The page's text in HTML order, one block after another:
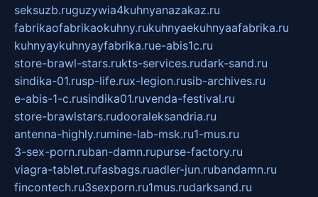
seksuzb.ruguzywia4kuhnyanazakaz.ru
fabrikaofabrikaokuhny.rukuhnyaekuhnyaafabrika.ru
kuhnyaykuhnyayfabrika.rue-abis1c.ru
store-brawl-stars.rukts-services.rudark-sand.ru
sindika-01.rusp-life.rux-legion.rusib-archives.ru
e-abis-1-c.rusindika01.ruvenda-festival.ru
store-brawlstars.rudooraleksandria.ru
antenna-highly.rumine-lab-msk.ru1-mus.ru
3-sex-porn.ruban-damn.rupurse-factory.ru
viagra-tablet.rufasbags.ruadler-jun.rubandamn.ru
fincontech.ru3sexporn.ru1mus.rudarksand.ru